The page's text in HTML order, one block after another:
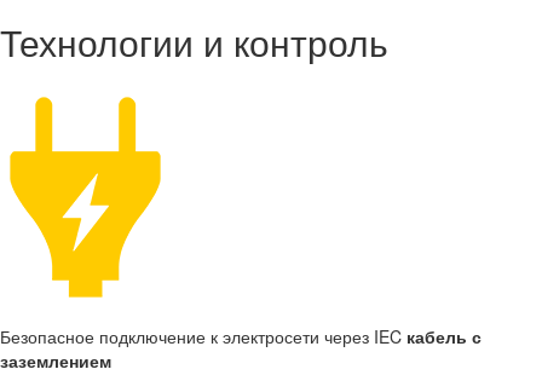
Технологии и контроль
Безопасное подключение к электросети через IEC кабель с
заземлением